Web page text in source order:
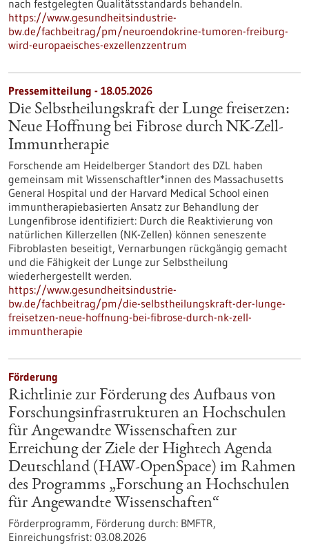
nach festgelegten Qualitätsstandards behandeln.
https://www.gesundheitsindustrie-
bw.de/fachbeitrag/pm/neuroendokrine-tumoren-freiburg-
wird-europaeisches-exzellenzzentrum
Pressemitteilung - 18.05.2026
Die Selbstheilungskraft der Lunge freisetzen:
Neue Hoffnung bei Fibrose durch NK-Zell-
Immuntherapie
Forschende am Heidelberger Standort des DZL haben
gemeinsam mit Wissenschaftler*innen des Massachusetts
General Hospital und der Harvard Medical School einen
immuntherapiebasierten Ansatz zur Behandlung der
Lungenfibrose identifiziert: Durch die Reaktivierung von
natürlichen Killerzellen (NK-Zellen) können seneszente
Fibroblasten beseitigt, Vernarbungen rückgängig gemacht
und die Fähigkeit der Lunge zur Selbstheilung
wiederhergestellt werden.
https://www.gesundheitsindustrie-
bw.de/fachbeitrag/pm/die-selbstheilungskraft-der-lunge-
freisetzen-neue-hoffnung-bei-fibrose-durch-nk-zell-
immuntherapie
Förderung
Richtlinie zur Förderung des Aufbaus von
Forschungsinfrastrukturen an Hochschulen
für Angewandte Wissenschaften zur
Erreichung der Ziele der Hightech Agenda
Deutschland (HAW-OpenSpace) im Rahmen
des Programms „Forschung an Hochschulen
für Angewandte Wissenschaften“
Förderprogramm, Förderung durch: BMFTR,
Einreichungsfrist: 03.08.2026